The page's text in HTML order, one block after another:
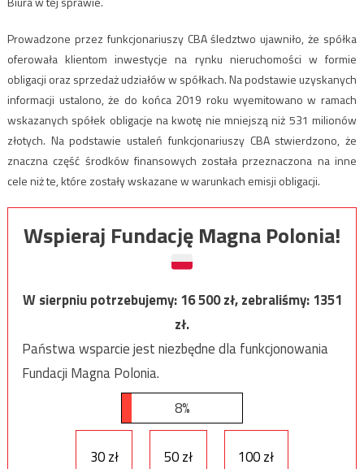
Prowadzone przez funkcjonariuszy CBA śledztwo ujawniło, że spółka
oferowała klientom inwestycje na rynku nieruchomości w formie
obligacji oraz sprzedaż udziałów w spółkach. Na podstawie uzyskanych
informacji ustalono, że do końca 2019 roku wyemitowano w ramach
wskazanych spółek obligacje na kwotę nie mniejszą niż 531 milionów
złotych. Na podstawie ustaleń funkcjonariuszy CBA stwierdzono, że
znaczna część środków finansowych została przeznaczona na inne
cele niż te, które zostały wskazane w warunkach emisji obligacji.
Wspieraj Fundację Magna Polonia!
W sierpniu potrzebujemy:16 500zł, zebraliśmy:1351
zł.
Państwa wsparcie jest niezbędne dla funkcjonowania
Fundacji Magna Polonia.
8%
30 zł 50 zł 100 zł